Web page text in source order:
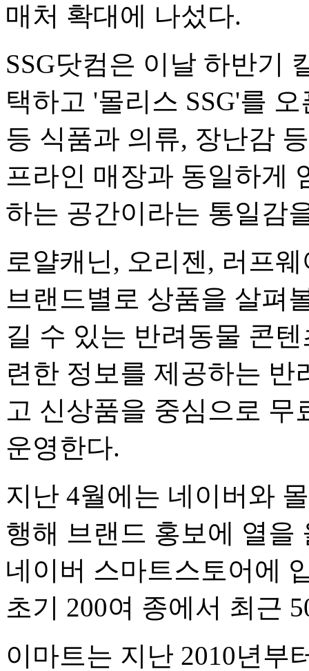
매처 확대에 나섰다.
SSG닷컴은 이날 하반기
택하고 '몰리스 SSG'를
등 식품과 의류, 장난감
프라인 매장과 동일하게
하는 공간이라는 통일감
로얄캐닌, 오리젠, 러프
브랜드별로 상품을 살펴
길 수 있는 반려동물 콘
련한 정보를 제공하는
고 신상품을 중심으로 무
운영한다.
지난 4월에는 네이버와
행해 브랜드 홍보에 열을
네이버 스마트스토어에
초기 200여 종에서 최근
이마트는 지난 2010년부